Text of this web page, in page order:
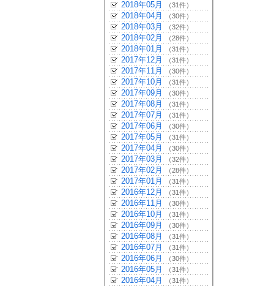
2018年05月 （31件）
2018年04月 （30件）
2018年03月 （32件）
2018年02月 （28件）
2018年01月 （31件）
2017年12月 （31件）
2017年11月 （30件）
2017年10月 （31件）
2017年09月 （30件）
2017年08月 （31件）
2017年07月 （31件）
2017年06月 （30件）
2017年05月 （31件）
2017年04月 （30件）
2017年03月 （32件）
2017年02月 （28件）
2017年01月 （31件）
2016年12月 （31件）
2016年11月 （30件）
2016年10月 （31件）
2016年09月 （30件）
2016年08月 （31件）
2016年07月 （31件）
2016年06月 （30件）
2016年05月 （31件）
2016年04月 （31件）